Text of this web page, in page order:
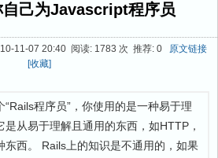
自己为Javascript程序员
11-07 20:40 阅读: 1783 次 推荐: 0
原文链接
[收藏]
“Rails程序员”，你使用的是一种易于理
从易于理解且通用的东西，如HTTP，
东西。 Rails上的知识是不通用的，如果